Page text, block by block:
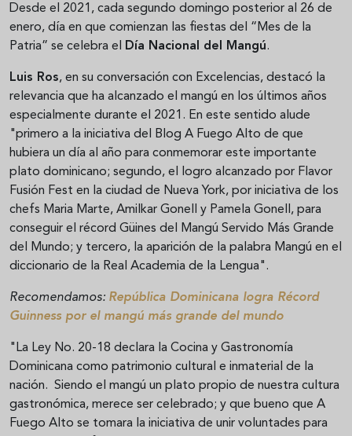
Desde el 2021, cada segundo domingo posterior al 26 de
enero, día en que comienzan las fiestas del “Mes de la
Patria” se celebra el
Día Nacional del Mangú.
Luis Ros, en su conversación con Excelencias, destacó la
relevancia que ha alcanzado el mangú en los últimos años
especialmente durante el 2021. En este sentido alude
"primero a la iniciativa del Blog A Fuego Alto de que
hubiera un día al año para conmemorar este importante
plato dominicano; segundo, el logro alcanzado por Flavor
Fusión Fest en la ciudad de Nueva York, por iniciativa de los
chefs Maria Marte, Amilkar Gonell y Pamela Gonell, para
conseguir el récord Güines del Mangú Servido Más Grande
del Mundo; y tercero, la aparición de la palabra Mangú en el
diccionario de la Real Academia de la Lengua".
Recomendamos: República Dominicana logra Récord
Guinness por el mangú más grande del mundo
"La Ley No. 20-18 declara la Cocina y Gastronomía
Dominicana como patrimonio cultural e inmaterial de la
nación. Siendo el mangú un plato propio de nuestra cultura
gastronómica, merece ser celebrado; y que bueno que A
Fuego Alto se tomara la iniciativa de unir voluntades para